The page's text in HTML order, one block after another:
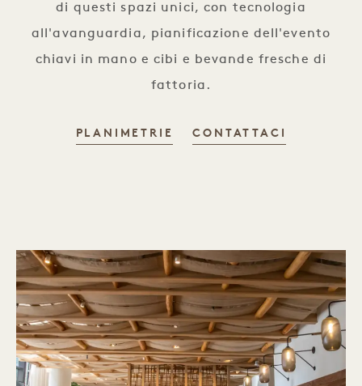
di questi spazi unici, con tecnologia
all'avanguardia, pianificazione dell'evento
chiavi in mano e cibi e bevande fresche di
fattoria.
PLANIMETRIE CONTATTACI